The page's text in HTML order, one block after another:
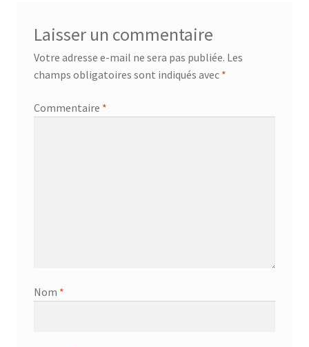
Laisser un commentaire
Votre adresse e-mail ne sera pas publiée. Les
champs obligatoires sont indiqués avec *
Commentaire *
Nom *